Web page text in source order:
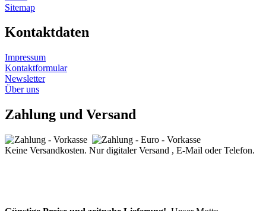
Sitemap
Kontaktdaten
Impressum
Kontaktformular
Newsletter
Über uns
Zahlung und Versand
Keine Versandkosten. Nur digitaler Versand , E-Mail oder Telefon.